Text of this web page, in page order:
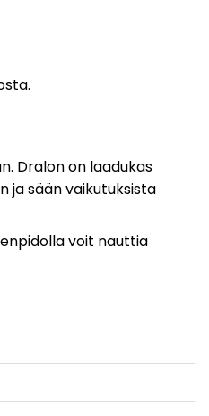
Dralon on laadukas
ja sään vaikutuksista
voit nauttia